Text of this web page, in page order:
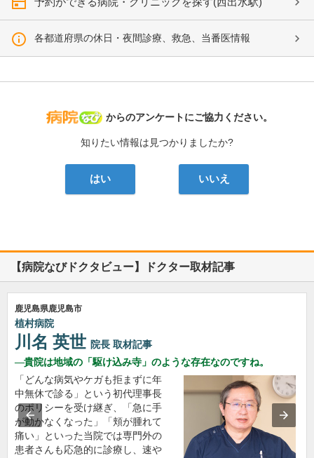
各都道府県の休日・夜間診療、救急、当番医情報
病院なび
からのアンケートにご協力ください。
知りたい情報は見つかりましたか?
はい いいえ
【病院なびドクタビュー】ドクター取材記事
鹿児島県鹿児島市
植村病院
川名 英世 院長 取材記事
貴院は地域の「駆け込み寺」のような存在なのですね。
「どんな病気やケガも拒まずに年
中無休で診る」という初代理事長
のポリシーを受け継ぎ、「急に手
が動かなくなった」「頬が腫れて
痛い」といった当院では専門外の
患者さんも応急的に診療し、速や